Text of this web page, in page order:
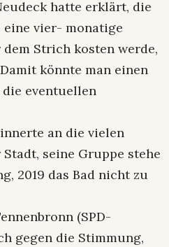
hatte erklärt, die
eine vier- monatige
Strich kosten werde,
könnte man einen
eventuellen
an die vielen
seine Gruppe stehe
2019 das Bad nicht zu
(SPD-
gegen die Stimmung,